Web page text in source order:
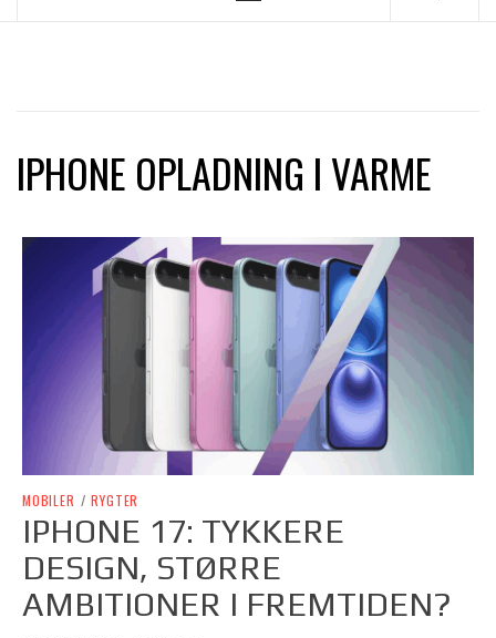
IPHONE OPLADNING I VARME
MOBILER / RYGTER
IPHONE 17: TYKKERE
DESIGN, STØRRE
AMBITIONER I FREMTIDEN?